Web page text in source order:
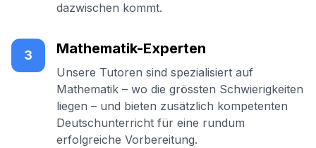
dazwischen kommt.
3 Mathematik-Experten
Unsere Tutoren sind spezialisiert auf
Mathematik – wo die grössten Schwierigkeiten
liegen – und bieten zusätzlich kompetenten
Deutschunterricht für eine rundum
erfolgreiche Vorbereitung.